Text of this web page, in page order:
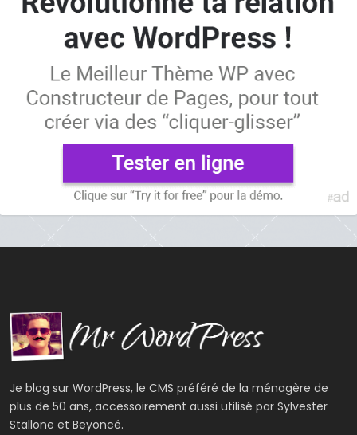
Je blog sur WordPress, le CMS préféré de la ménagère de
plus de 50 ans, accessoirement aussi utilisé par Sylvester
Stallone et Beyoncé.